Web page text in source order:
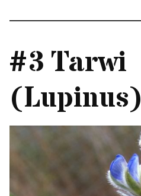
#3 Tarwi
(Lupinus)